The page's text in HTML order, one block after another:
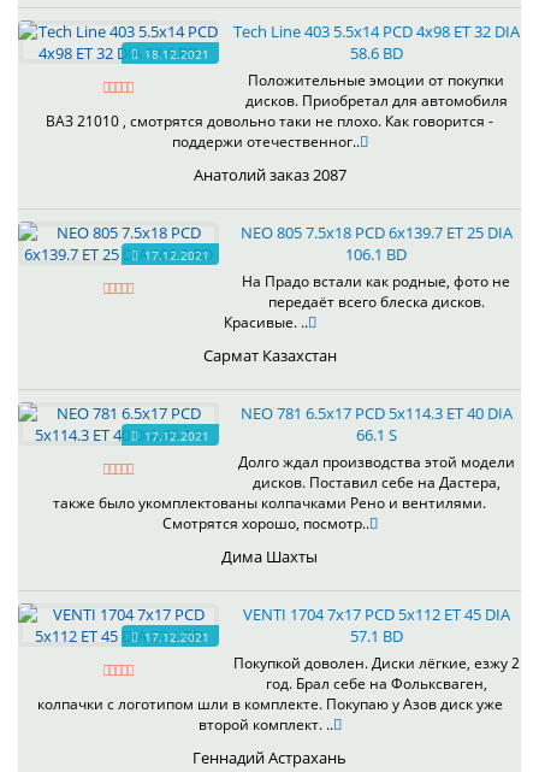
18.12.2021
Tech Line 403 5.5x14 PCD 4x98 ET 32 DIA
58.6 BD
Положительные эмоции от покупки
дисков. Приобретал для автомобиля
ВАЗ 21010 , смотрятся довольно таки не плохо. Как говорится -
поддержи отечественног..
Анатолий заказ 2087
17.12.2021
NEO 805 7.5x18 PCD 6x139.7 ET 25 DIA
106.1 BD
На Прадо встали как родные, фото не
передаёт всего блеска дисков.
Красивые. ..
Сармат Казахстан
17.12.2021
NEO 781 6.5x17 PCD 5x114.3 ET 40 DIA
66.1 S
Долго ждал производства этой модели
дисков. Поставил себе на Дастера,
также было укомплектованы колпачками Рено и вентилями.
Смотрятся хорошо, посмотр..
Дима Шахты
17.12.2021
VENTI 1704 7x17 PCD 5x112 ET 45 DIA
57.1 BD
Покупкой доволен. Диски лёгкие, езжу 2
год. Брал себе на Фольксваген,
колпачки с логотипом шли в комплекте. Покупаю у Азов диск уже
второй комплект. ..
Геннадий Астрахань